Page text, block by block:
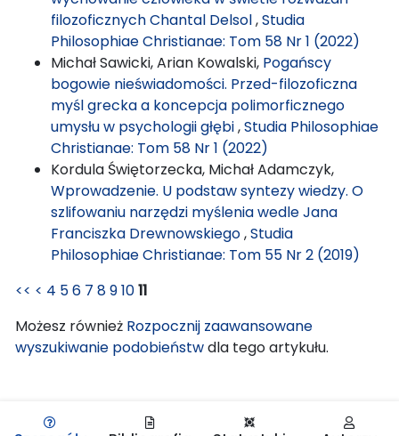
filozoficznych Chantal Delsol,Studia
Philosophiae Christianae: Tom 58 Nr 1 (2022)
Michał Sawicki, Arian Kowalski, Pogańscy
bogowie nieświadomości. Przed-filozoficzna
myśl grecka a koncepcja polimorficznego
umysłu w psychologii głębi,Studia Philosophiae
Christianae: Tom 58 Nr 1 (2022)
Kordula Świętorzecka, Michał Adamczyk,
Wprowadzenie. U podstaw syntezy wiedzy. O
szlifowaniu narzędzi myślenia wedle Jana
Franciszka Drewnowskiego,Studia
Philosophiae Christianae: Tom 55 Nr 2 (2019)
<< < 4 56 7 891011
Możesz również Rozpocznij zaawansowane
wyszukiwanie podobieństwdla tego artykułu.